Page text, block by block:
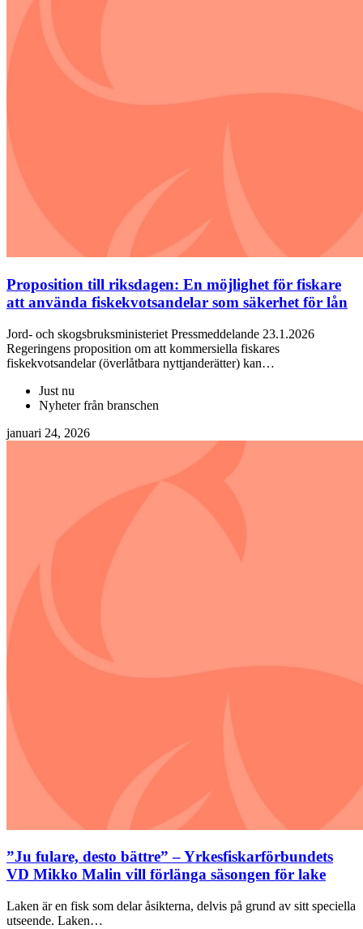
Proposition till riksdagen: En möjlighet för fiskare
att använda fiskekvotsandelar som säkerhet för lån
Jord- och skogsbruksministeriet Pressmeddelande 23.1.2026
Regeringens proposition om att kommersiella fiskares
fiskekvotsandelar (överlåtbara nyttjanderätter) kan…
Just nu
Nyheter från branschen
januari 24, 2026
”Ju fulare, desto bättre” – Yrkesfiskarförbundets
VD Mikko Malin vill förlänga säsongen för lake
Laken är en fisk som delar åsikterna, delvis på grund av sitt speciella
utseende. Laken…